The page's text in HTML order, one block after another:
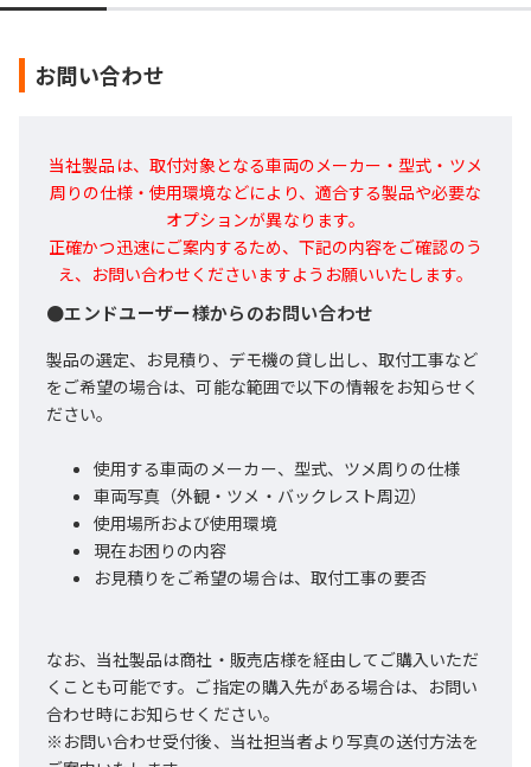
お問い合わせ
当社製品は、取付対象となる車両のメーカー・型式・ツメ
周りの仕様・使用環境などにより、適合する製品や必要な
オプションが異なります。
正確かつ迅速にご案内するため、下記の内容をご確認のう
え、お問い合わせくださいますようお願いいたします。
●エンドユーザー様からのお問い合わせ
製品の選定、お見積り、デモ機の貸し出し、取付工事など
をご希望の場合は、可能な範囲で以下の情報をお知らせく
ださい。
使用する車両のメーカー、型式、ツメ周りの仕様
車両写真（外観・ツメ・バックレスト周辺）
使用場所および使用環境
現在お困りの内容
お見積りをご希望の場合は、取付工事の要否
なお、当社製品は商社・販売店様を経由してご購入いただ
くことも可能です。ご指定の購入先がある場合は、お問い
合わせ時にお知らせください。
※お問い合わせ受付後、当社担当者より写真の送付方法を